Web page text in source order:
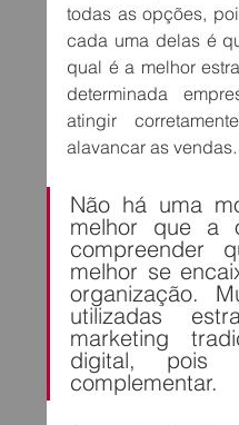
todas as opções,
cada uma delas é
qual é a melhor
determinada
atingir
alavancar as vendas.
Não há uma
melhor que a
compreender
melhor se
organização.
utilizadas
marketing
digital, pois
complementar.